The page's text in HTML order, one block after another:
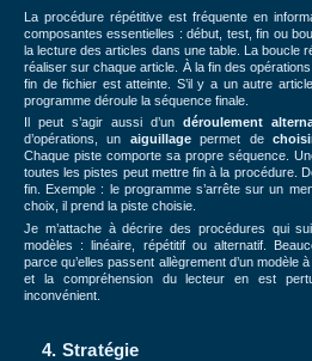
La procédure répétitive est fréquente en
composantes essentielles : début, test, fin ou
la lecture des articles dans une table. La boucle
réaliser sur chaque article. À la fin des
fin de fichier est atteinte. S’il y a un autre
programme déroule la séquence finale.
Il peut s’agir aussi d’un déroulement
d’opérations, un aiguillagepermet de
Chaque piste comporte sa propre séquence.
toutes les pistes peut mettre fin à la procédure.
fin. Exemple : le programme s’arrête sur un
choix, il prend la piste choisie.
Je m’attache à décrire des procédures qui
modèles : linéaire, répétitif ou alternatif.
parce qu’elles passent allègrement d’un modèle
et la compréhension du lecteur en est
inconvénient.
4. Stratégie